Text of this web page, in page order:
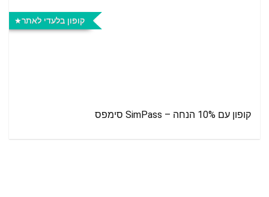
קופון בלעדי לאתר
קופון עם 10% הנחה – SimPass סימפס